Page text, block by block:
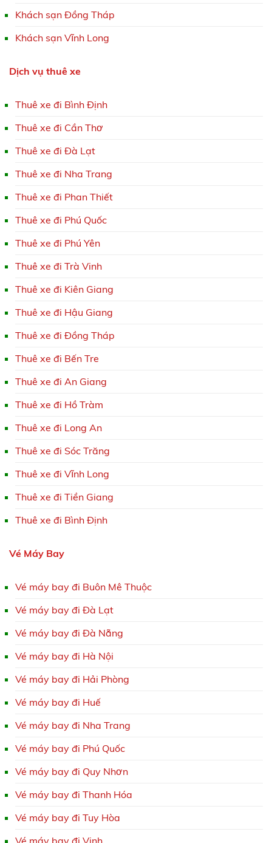
Khách sạn Đồng Tháp
Khách sạn Vĩnh Long
Dịch vụ thuê xe
Thuê xe đi Bình Định
Thuê xe đi Cần Thơ
Thuê xe đi Đà Lạt
Thuê xe đi Nha Trang
Thuê xe đi Phan Thiết
Thuê xe đi Phú Quốc
Thuê xe đi Phú Yên
Thuê xe đi Trà Vinh
Thuê xe đi Kiên Giang
Thuê xe đi Hậu Giang
Thuê xe đi Đồng Tháp
Thuê xe đi Bến Tre
Thuê xe đi An Giang
Thuê xe đi Hồ Tràm
Thuê xe đi Long An
Thuê xe đi Sóc Trăng
Thuê xe đi Vĩnh Long
Thuê xe đi Tiền Giang
Thuê xe đi Bình Định
Vé Máy Bay
Vé máy bay đi Buôn Mê Thuộc
Vé máy bay đi Đà Lạt
Vé máy bay đi Đà Nẵng
Vé máy bay đi Hà Nội
Vé máy bay đi Hải Phòng
Vé máy bay đi Huế
Vé máy bay đi Nha Trang
Vé máy bay đi Phú Quốc
Vé máy bay đi Quy Nhơn
Vé máy bay đi Thanh Hóa
Vé máy bay đi Tuy Hòa
Vé máy bay đi Vinh